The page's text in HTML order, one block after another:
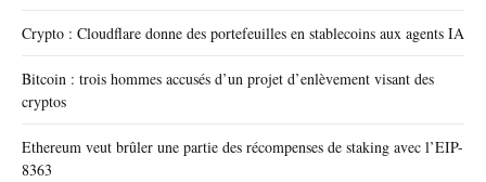
Crypto : Cloudflare donne des portefeuilles en stablecoins aux agents IA
Bitcoin : trois hommes accusés d’un projet d’enlèvement visant des
cryptos
Ethereum veut brûler une partie des récompenses de staking avec l’EIP-
8363